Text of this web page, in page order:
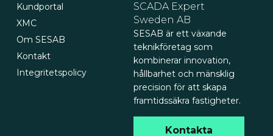
SCADA Expert
Sweden AB
SESAB är ett växande
teknikföretag som
kombinerar innovation,
hållbarhet och mänsklig
precision för att skapa
framtidssäkra fastigheter.
Kontakta
Kundportal
XMC
Om SESAB
Kontakt
Integritetspolicy